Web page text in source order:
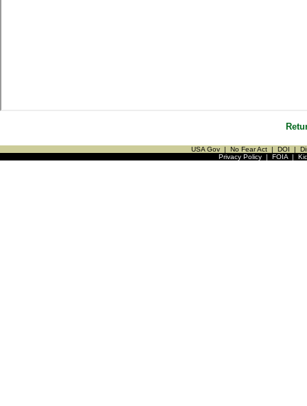
USA Gov | No Fear Act | DOI |
Privacy Policy| FOIA|